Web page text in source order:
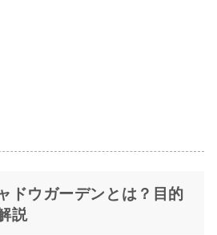
ドウガーデンとは？目的
説